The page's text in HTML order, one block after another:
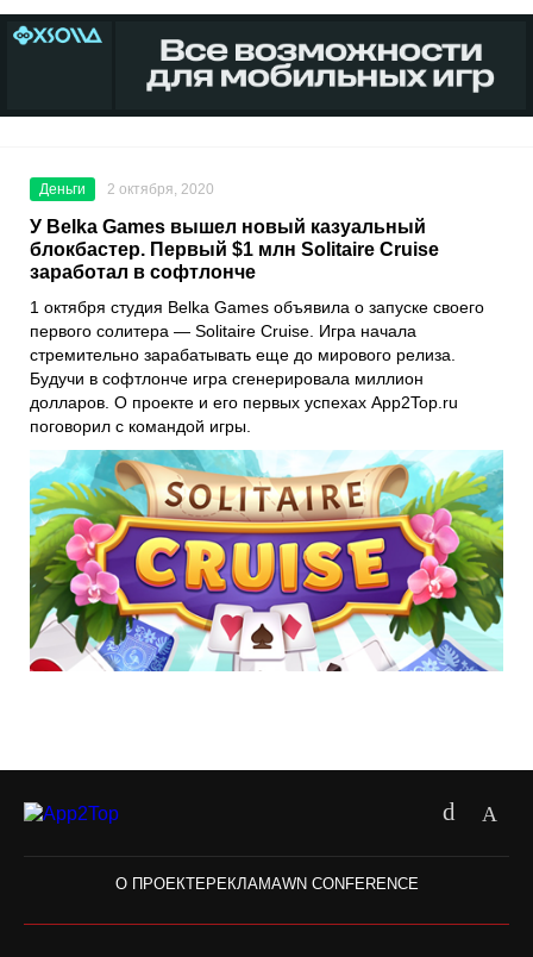
Деньги 2 октября, 2020
У Belka Games вышел новый казуальный
блокбастер. Первый $1 млн Solitaire Cruise
заработал в софтлонче
1 октября студия Belka Games объявила о запуске своего
первого солитера — Solitaire Cruise . Игра начала
стремительно зарабатывать еще до мирового релиза.
Будучи в софтлонче игра сгенерировала миллион
долларов. О проекте и его первых успехах App2Top.ru
поговорил с командой игры.
О ПРОЕКТЕРЕКЛАМАWN CONFERENCE